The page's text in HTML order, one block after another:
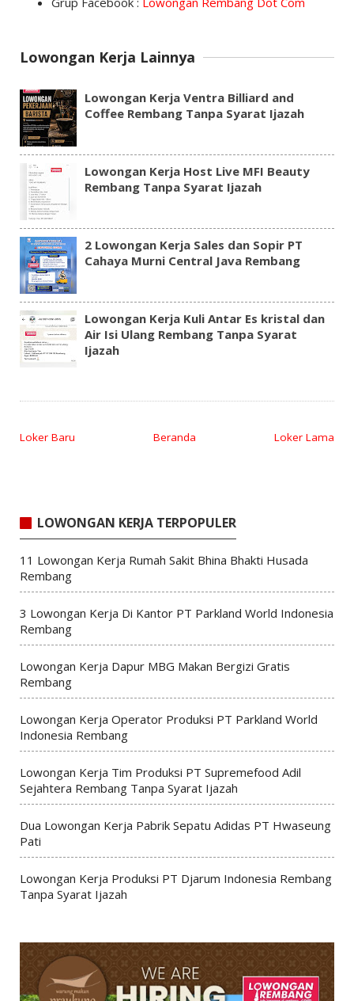
Lowongan Kerja Lainnya
Lowongan Kerja Ventra Billiard and
Coffee Rembang Tanpa Syarat Ijazah
Lowongan Kerja Host Live MFI Beauty
Rembang Tanpa Syarat Ijazah
2 Lowongan Kerja Sales dan Sopir PT
Cahaya Murni Central Java Rembang
Lowongan Kerja Kuli Antar Es kristal dan
Air Isi Ulang Rembang Tanpa Syarat
Ijazah
Loker Baru Loker Lama
Beranda
LOWONGAN KERJA TERPOPULER
11 Lowongan Kerja Rumah Sakit Bhina Bhakti Husada
Rembang
3 Lowongan Kerja Di Kantor PT Parkland World Indonesia
Rembang
Lowongan Kerja Dapur MBG Makan Bergizi Gratis
Rembang
Lowongan Kerja Operator Produksi PT Parkland World
Indonesia Rembang
Lowongan Kerja Tim Produksi PT Supremefood Adil
Sejahtera Rembang Tanpa Syarat Ijazah
Dua Lowongan Kerja Pabrik Sepatu Adidas PT Hwaseung
Pati
Lowongan Kerja Produksi PT Djarum Indonesia Rembang
Tanpa Syarat Ijazah